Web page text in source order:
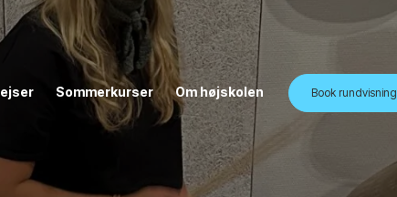
Sommerkurser Om højskolen Book rundvisning